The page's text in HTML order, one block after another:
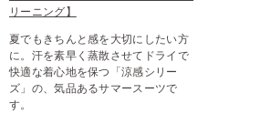
リーニング】
夏でもきちんと感を大切にしたい方
に。汗を素早く蒸散させてドライで
快適な着心地を保つ「涼感シリー
ズ」の、気品あるサマースーツで
す。